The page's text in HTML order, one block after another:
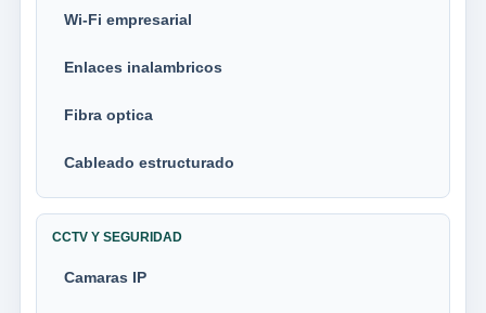
Wi-Fi empresarial
Enlaces inalambricos
Fibra optica
Cableado estructurado
CCTV Y SEGURIDAD
Camaras IP